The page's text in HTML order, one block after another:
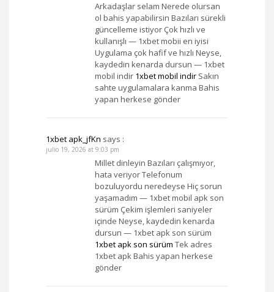
Arkadaşlar selam Nerede olursan
ol bahis yapabilirsin Bazıları sürekli
güncelleme istiyor Çok hızlı ve
kullanışlı — 1xbet mobii en iyisi
Uygulama çok hafif ve hızlı Neyse,
kaydedin kenarda dursun — 1xbet
mobil indir 1xbet mobil indir Sakın
sahte uygulamalara kanma Bahis
yapan herkese gönder
1xbet apk_jfKn says :
julio 19, 2026 at 9:03 pm
Millet dinleyin Bazıları çalışmıyor,
hata veriyor Telefonum
bozuluyordu neredeyse Hiç sorun
yaşamadım — 1xbet mobil apk son
sürüm Çekim işlemleri saniyeler
içinde Neyse, kaydedin kenarda
dursun — 1xbet apk son sürüm
1xbet apk son sürüm Tek adres
1xbet apk Bahis yapan herkese
gönder